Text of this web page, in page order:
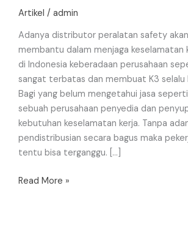
Artikel / admin
Adanya distributor peralatan safety
membantu dalam menjaga keselamatan
di Indonesia keberadaan perusahaan
sangat terbatas dan membuat K3 selalu
Bagi yang belum mengetahui jasa
sebuah perusahaan penyedia dan
kebutuhan keselamatan kerja. Tanpa
pendistribusian secara bagus maka
tentu bisa terganggu. […]
Read More »